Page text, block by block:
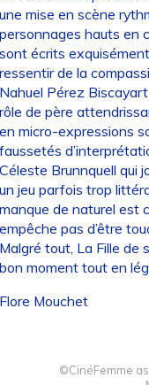
mise en scène
hauts en
écrits
de la
Pérez
de père
micro-expressions
Brunnquell qui
jeu parfois trop
de naturel est
pas d’être
tout, La Fille de
moment tout en
Mouchet
©CinéFemme